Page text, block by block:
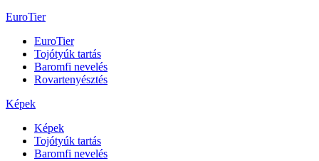
EuroTier
EuroTier
Tojótyúk tartás
Baromfi nevelés
Rovartenyésztés
Képek
Képek
Tojótyúk tartás
Baromfi nevelés